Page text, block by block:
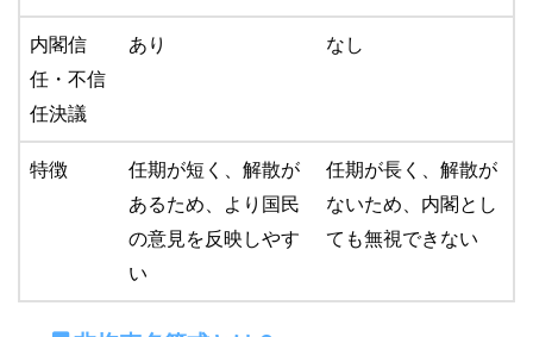
内閣信
任・不信
任決議
あり なし
特徴
任期が短く、解散が
あるため、より国民
の意見を反映しやす
い
任期が長く、解散が
ないため、内閣とし
ても無視できない